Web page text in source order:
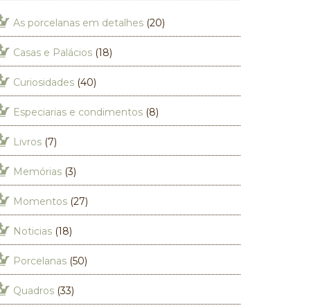
As porcelanas em detalhes (20)
Casas e Palácios (18)
Curiosidades (40)
Especiarias e condimentos (8)
Livros (7)
Memórias (3)
Momentos (27)
Noticias (18)
Porcelanas (50)
Quadros (33)